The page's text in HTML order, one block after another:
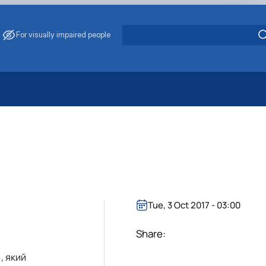
For visually impaired people
Saving
Eco-Safe and Organic Products
який
Tue, 3 Oct 2017 - 03:00
Share: